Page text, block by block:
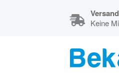
Keine
Zur
Navigation
Zum
Inhalt